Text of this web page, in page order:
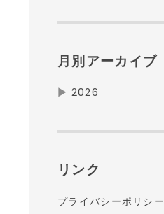
月別アーカイブ
▶ 2026
リンク
プライバシーポリシー